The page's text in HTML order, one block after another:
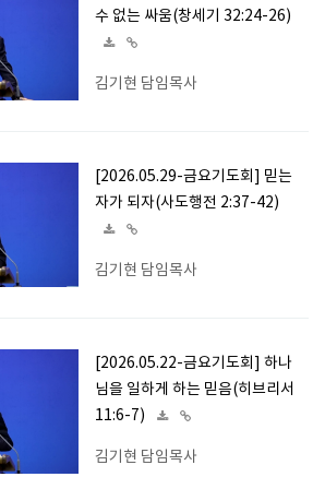
수 없는 싸움(창세기 32:24-26)
김기현 담임목사
[2026.05.29-금요기도회] 믿는
자가 되자(사도행전 2:37-42)
김기현 담임목사
[2026.05.22-금요기도회] 하나
님을 일하게 하는 믿음(히브리서
11:6-7)
김기현 담임목사